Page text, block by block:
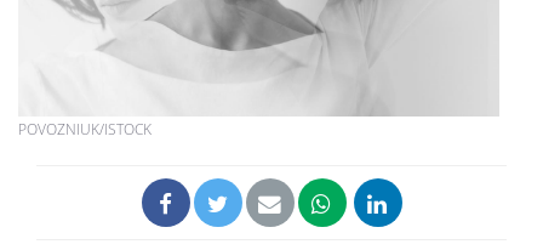
POVOZNIUK/ISTOCK